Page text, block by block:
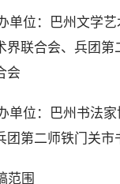
位：巴州文学艺
界联合会、兵团第
会
位：巴州书法家
团第二师铁门关市
围